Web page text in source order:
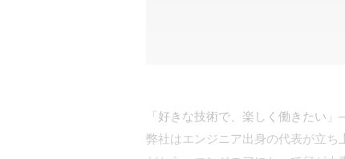
「好きな技術で、楽しく働きたい
弊社はエンジニア出身の代表が立ち